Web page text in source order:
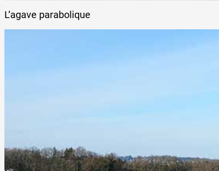
L’agave parabolique